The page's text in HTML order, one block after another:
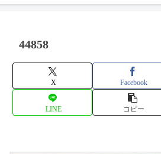
44858
X Facebook
LINE コピー